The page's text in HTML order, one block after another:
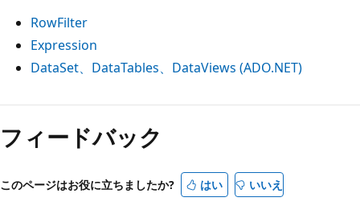
RowFilter
Expression
DataSet、DataTables、DataViews (ADO.NET)
読
取
モ
フィードバック
このページはお役に立ちましたか? はい いいえ